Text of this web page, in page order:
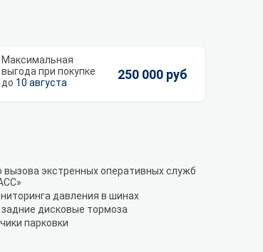
10 августа
250 000 руб
вызова экстренных оперативных служб
давления в шинах
дисковые тормоза
парковки